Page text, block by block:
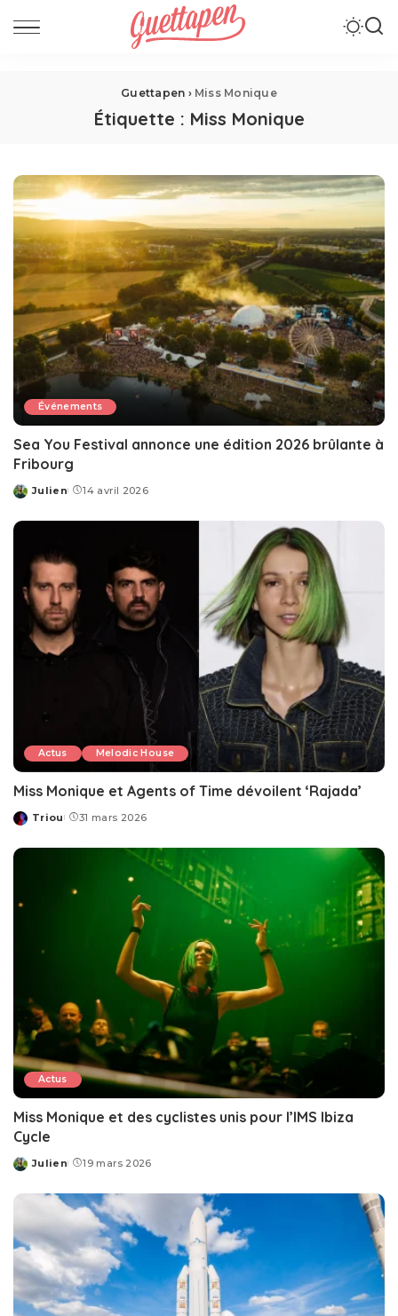
Guettapen › Miss Monique
Étiquette : Miss Monique
Événements
Sea You Festival annonce une édition 2026 brûlante à
Fribourg
Posted
Julien 14 avril 2026
Actus Melodic House
Miss Monique et Agents of Time dévoilent ‘Rajada’
Posted
Triou 31 mars 2026
Actus
Miss Monique et des cyclistes unis pour l’IMS Ibiza
Cycle
Posted
Julien 19 mars 2026